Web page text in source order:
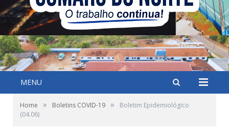
MENU
Home » Boletins COVID-19 »
Boletim Epidemiológico
(04.06)